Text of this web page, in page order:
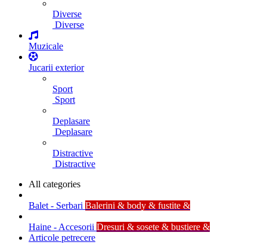
Diverse
Diverse
Muzicale
Jucarii exterior
Sport
Sport
Deplasare
Deplasare
Distractive
Distractive
All categories
Balet - Serbari Balerini & body & fustite &
Haine - Accesorii Dresuri & sosete & bustiere &
Articole petrecere